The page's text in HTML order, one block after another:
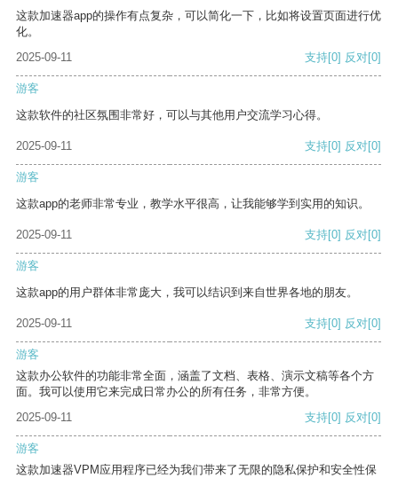
这款加速器app的操作有点复杂，可以简化一下，比如将设置页面进行优
化。
2025-09-11
支持[0] 反对[0]
游客
这款软件的社区氛围非常好，可以与其他用户交流学习心得。
2025-09-11 支持[0] 反对[0]
游客
这款app的老师非常专业，教学水平很高，让我能够学到实用的知识。
2025-09-11 支持[0] 反对[0]
游客
这款app的用户群体非常庞大，我可以结识到来自世界各地的朋友。
2025-09-11 支持[0] 反对[0]
游客
这款办公软件的功能非常全面，涵盖了文档、表格、演示文稿等各个方
面。我可以使用它来完成日常办公的所有任务，非常方便。
2025-09-11
支持[0] 反对[0]
游客
这款加速器VPM应用程序已经为我们带来了无限的隐私保护和安全性保